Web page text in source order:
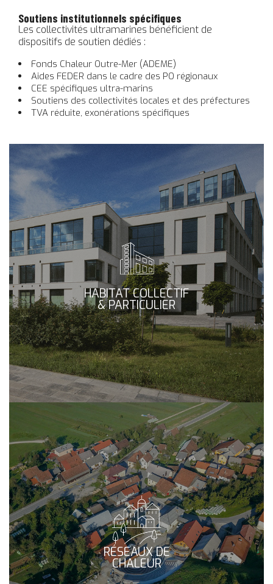
Soutiens institutionnels spécifiques
Les collectivités ultramarines bénéficient de
dispositifs de soutien dédiés :
Fonds Chaleur Outre-Mer (ADEME)
Aides FEDER dans le cadre des PO régionaux
CEE spécifiques ultra-marins
Soutiens des collectivités locales et des préfectures
TVA réduite, exonérations spécifiques
HABITAT COLLECTIF
& PARTICULIER
RÉSEAUX DE
CHALEUR